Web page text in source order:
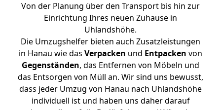
Von der Planung über den Transport bis hin zur
Einrichtung Ihres neuen Zuhause in
Uhlandshöhe.
Die Umzugshelfer bieten auch Zusatzleistungen
in Hanau wie das Verpacken und Entpacken von
Gegenständen, das Entfernen von Möbeln und
das Entsorgen von Müll an. Wir sind uns bewusst,
dass jeder Umzug von Hanau nach Uhlandshöhe
individuell ist und haben uns daher darauf